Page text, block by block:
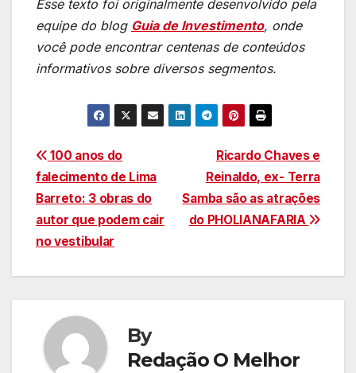
Esse texto foi originalmente desenvolvido pela
equipe do blog Guia de Investimento, onde
você pode encontrar centenas de conteúdos
informativos sobre diversos segmentos.
Navegação
de
Post
Ricardo Chaves e
Reinaldo, ex- Terra
Samba são as atrações
do PHOLIANAFARIA
100 anos do
falecimento de Lima
Barreto: 3 obras do
autor que podem cair
no vestibular
By
Redação O Melhor